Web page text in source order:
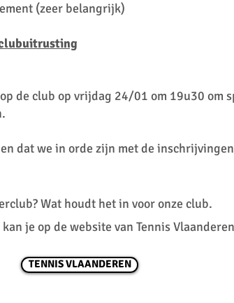
(zeer belangrijk)
de club op vrijdag 24/01 om 19u30 om
dat we in orde zijn met de
Wat houdt het in voor onze club.
je op de website van Tennis
TENNIS VLAANDEREN